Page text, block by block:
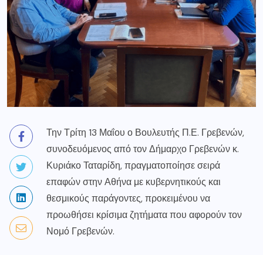
Την Τρίτη 13 Μαΐου ο Βουλευτής Π.Ε. Γρεβενών,
συνοδευόμενος από τον Δήμαρχο Γρεβενών κ.
Κυριάκο Ταταρίδη, πραγματοποίησε σειρά
επαφών στην Αθήνα με κυβερνητικούς και
θεσμικούς παράγοντες, προκειμένου να
προωθήσει κρίσιμα ζητήματα που αφορούν τον
Νομό Γρεβενών.